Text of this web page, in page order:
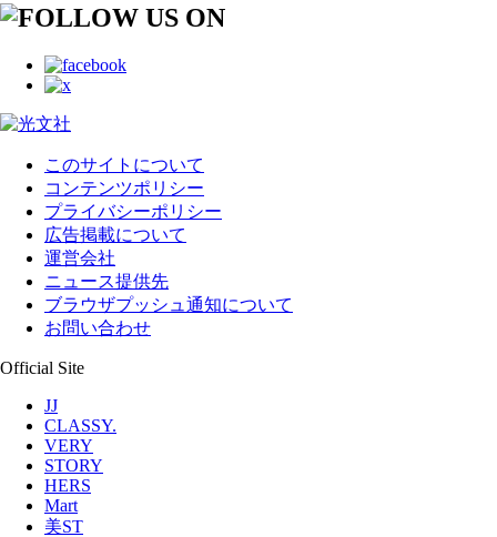
このサイトについて
コンテンツポリシー
プライバシーポリシー
広告掲載について
運営会社
ニュース提供先
ブラウザプッシュ通知について
お問い合わせ
Official Site
JJ
CLASSY.
VERY
STORY
HERS
Mart
美ST